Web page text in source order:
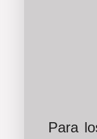
Para